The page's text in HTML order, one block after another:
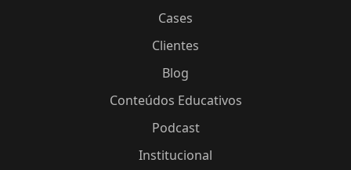
Cases
Clientes
Blog
Conteúdos Educativos
Podcast
Institucional